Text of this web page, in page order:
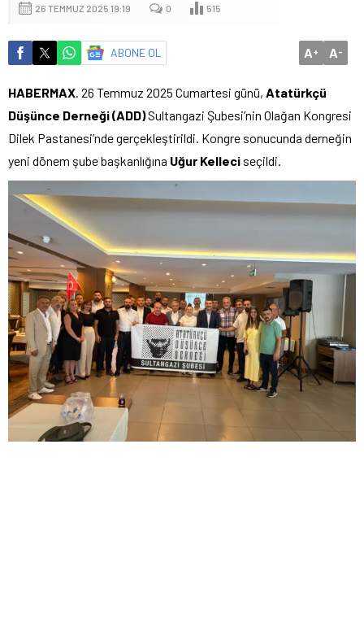
26 TEMMUZ 2025 19:19 0 515
ABONE OL A+ A-
HABERMAX . 26 Temmuz 2025 Cumartesi günü, Atatürkçü
Düşünce Derneği (ADD)Sultangazi Şubesi’nin Olağan Kongresi
Dilek Pastanesi’nde gerçekleştirildi. Kongre sonucunda derneğin
yeni dönem şube başkanlığına Uğur Kelleci seçildi.